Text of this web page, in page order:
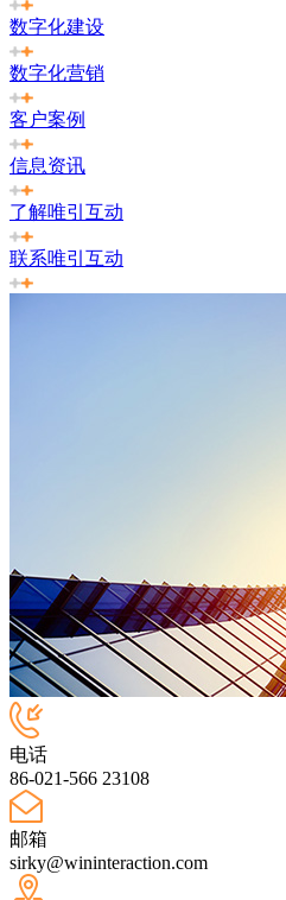
数字化建设
数字化营销
客户案例
信息资讯
了解唯引互动
联系唯引互动
电话
86-021-566 23108
邮箱
sirky@wininteraction.com